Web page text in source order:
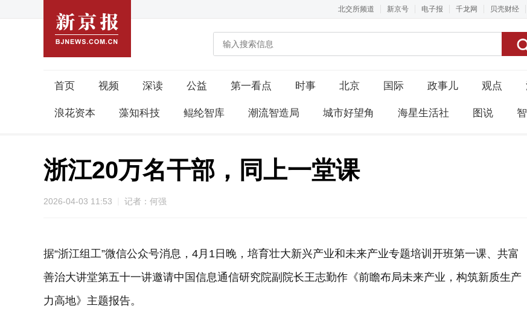
北交所频道 新京号 电子报 千龙网 贝壳财经
首页 视频 深读 公益 第一看点 时事 北京 国际 政事儿 观点
浪花资本 藻知科技 鲲纶智库 潮流智造局 城市好望角 海星生活社 图说
浙江20万名干部，同上一堂课
2026-04-03 11:53 记者：何强
据“浙江组工”微信公众号消息，4月1日晚，培育壮大新兴产业和未来产业专题培训开班第一课、共富
善治大讲堂第五十一讲邀请中国信息通信研究院副院长王志勤作《前瞻布局未来产业，构筑新质生产
力高地》主题报告。